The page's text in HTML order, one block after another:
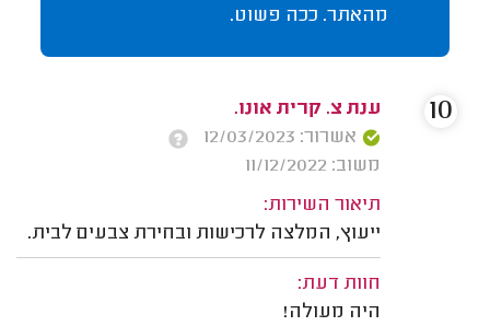
מהאתר. ככה פשוט.
ענת צ. קרית אונו.
אשרור: 12/03/2023
משוב: 11/12/2022
תיאור השירות:
ייעוץ, המלצה לרכישות ובחירת צבעים לבית.
חוות דעת:
היה מעולה!
10